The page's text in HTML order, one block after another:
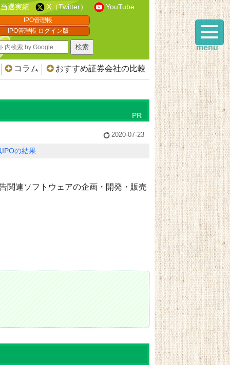
当選実績 X（Twitter） YouTube
IPO管理帳
IPO管理帳 ログイン版
コラム おすすめ証券会社の比較
2020-07-23
IPOの結果
関連ソフトウェアの企画・開発・販売
menu